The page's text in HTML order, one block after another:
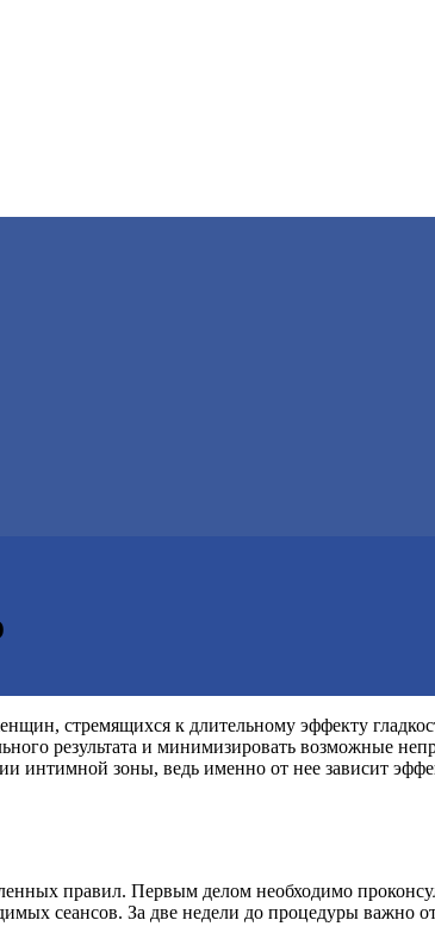
стремящихся к длительному эффекту
результата и минимизировать возможные
интимной зоны, ведь именно от нее зависит
правил. Первым делом необходимо
сеансов. За две недели до процедуры важно